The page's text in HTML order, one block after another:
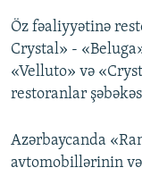
Öz fəaliyyətinə
Crystal» -
«Velluto» və
restoranlar
Azərbaycanda
avtomobillərinin